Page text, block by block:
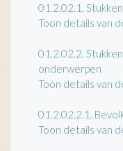
01.2.02.1.
Toon details van
01.2.02.2.
onderwerpen
Toon details van
01.2.02.2.1.
Toon details van